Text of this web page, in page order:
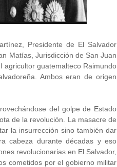
Presidente de El Salvador
Matías, Jurisdicción de San Juan
agricultor guatemalteco Raimundo
Ambos eran de origen
del golpe de Estado
de la revolución. La masacre de
la insurrección sino también dar
cabeza durante décadas y eso
revolucionarias en El Salvador,
cometidos por el gobierno militar